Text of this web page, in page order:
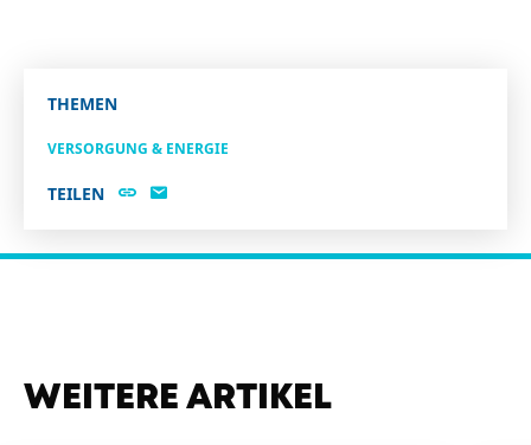
THEMEN
VERSORGUNG & ENERGIE
TEILEN
WEITERE ARTIKEL